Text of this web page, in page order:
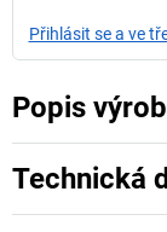
Přihlásit se a ve
Popis
Technická